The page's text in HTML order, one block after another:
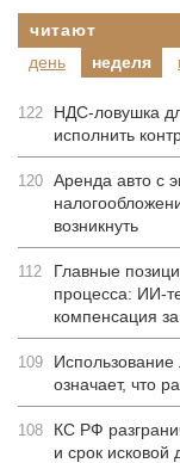
читают
день
неделя
122
НДС-ловушка
исполнить
120 Аренда авто с
возникнуть
112
Главные
процесса: ИИ-
компенсация
109
Использование
означает, что
108
КС РФ
и срок исковой